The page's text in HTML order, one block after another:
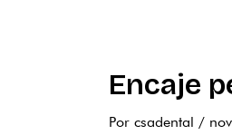
Encaje
Por csadental /